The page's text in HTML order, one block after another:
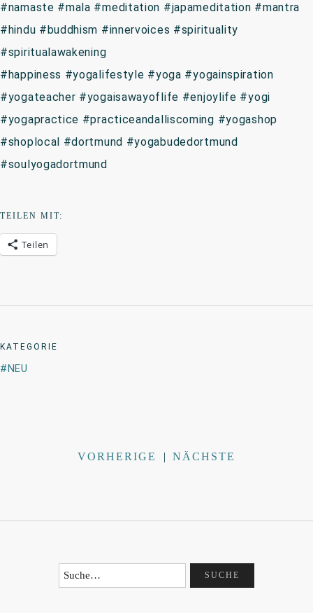
#namaste #mala #meditation #japameditation #mantra
#hindu #buddhism #innervoices #spirituality
#spiritualawakening
#happiness #yogalifestyle #yoga #yogainspiration
#yogateacher #yogaisawayoflife #enjoylife #yogi
#yogapractice #practiceandalliscoming #yogashop
#shoplocal #dortmund #yogabudedortmund
#soulyogadortmund
TEILEN MIT:
Teilen
KATEGORIE
NEU
VORHERIGE | NÄCHSTE